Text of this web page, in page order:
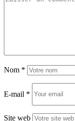
Nom *
E-mail *
Site web